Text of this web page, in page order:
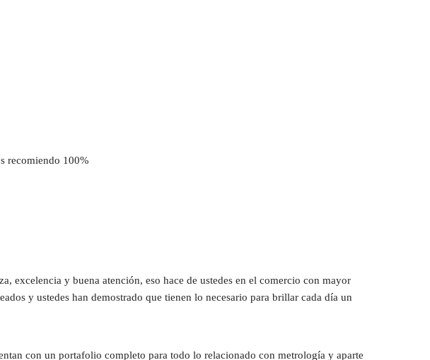
recomiendo 100%
excelencia y buena atención, eso hace de ustedes en el comercio con mayor
y ustedes han demostrado que tienen lo necesario para brillar cada día un
con un portafolio completo para todo lo relacionado con metrología y aparte